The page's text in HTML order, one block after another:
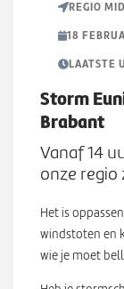
REGIO
18
LAATSTE
Storm
Brabant
Vanaf 14
onze
Het is
windstoten en
wie je moet